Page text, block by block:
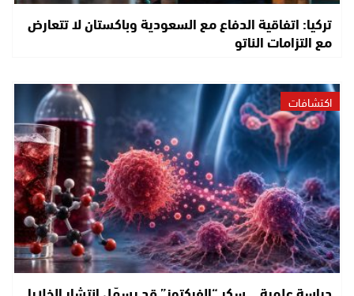
تركيا: اتفاقية الدفاع مع السعودية وباكستان لا تتعارض
مع التزامات الناتو
اكتشافات